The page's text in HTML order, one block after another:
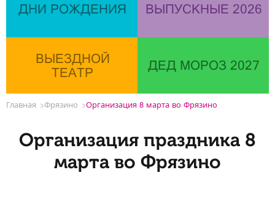
ДНИ РОЖДЕНИЯ ВЫПУСКНЫЕ 2026
ВЫЕЗДНОЙ
ТЕАТР
ДЕД МОРОЗ 2027
Главная Фрязино Организация 8 марта во Фрязино
Организация праздника 8
марта во Фрязино